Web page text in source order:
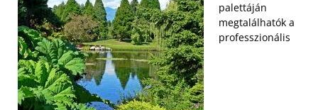
palettáján
megtalálhatók a
professzionális